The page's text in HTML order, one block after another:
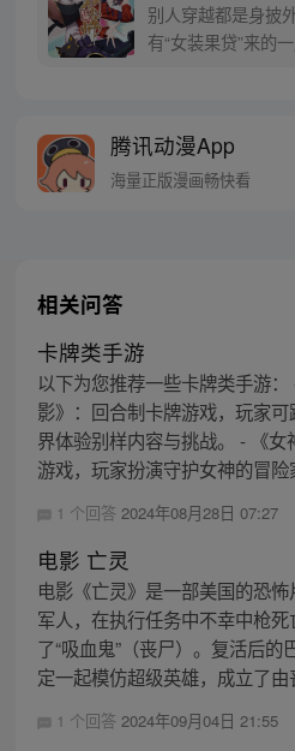
别人穿越都是身披
有“女装果贷”来的
制卡技术和写程序
一张卡牌，可以封
腾讯动漫App
海量正版漫画畅快看
相关问答
卡牌类手游
以下为您推荐一些卡牌类手游
影》：回合制卡牌游戏，玩家
界体验别样内容与挑战。 - 《
游戏，玩家扮演守护女神的冒
1 个回答 2024年08月28日 07:27
电影 亡灵
电影《亡灵》是一部美国的恐
军人，在执行任务中不幸中枪
了“吸血鬼”（丧尸）。复活后
定一起模仿超级英雄，成立了
1 个回答 2024年09月04日 21:55